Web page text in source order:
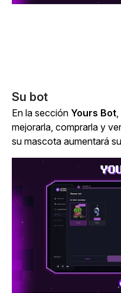
Su bot
En la sección Yours Bot
mejorarla, comprarla y
su mascota aumentará